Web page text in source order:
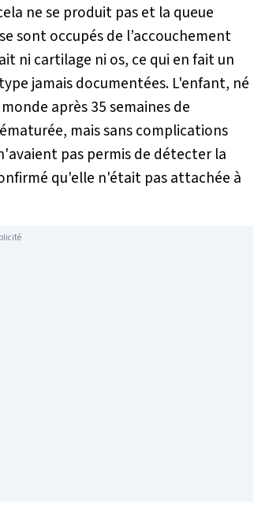
ne se produit pas et la queue
sont occupés de l’accouchement
ni cartilage ni os, ce qui en fait un
jamais documentées. L'enfant, né
après 35 semaines de
mais sans complications
pas permis de détecter la
qu'elle n'était pas attachée à